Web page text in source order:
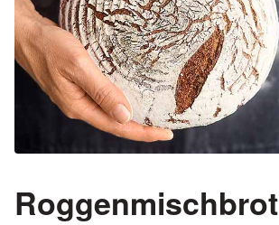
Roggenmischbrot